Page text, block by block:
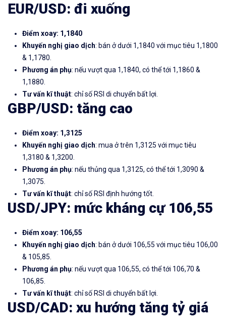
EUR/USD: đi xuống
Điểm xoay: 1,1840
Khuyến nghị giao dịch: bán ở dưới 1,1840 với mục tiêu 1,1800
& 1,1780.
Phương án phụ: nếu vượt qua 1,1840, có thể tới 1,1860 &
1,1880.
Tư vấn kĩ thuật: chỉ số RSI di chuyển bất lợi.
GBP/USD: tăng cao
Điểm xoay: 1,3125
Khuyến nghị giao dịch: mua ở trên 1,3125 với mục tiêu
1,3180 & 1,3200.
Phương án phụ: nếu thủng qua 1,3125, có thể tới 1,3090 &
1,3075.
Tư vấn kĩ thuật: chỉ số RSI định hướng tốt.
USD/JPY: mức kháng cự 106,55
Điểm xoay: 106,55
Khuyến nghị giao dịch: bán ở dưới 106,55 với mục tiêu 106,00
& 105,85.
Phương án phụ: nếu vượt qua 106,55, có thể tới 106,70 &
106,85.
Tư vấn kĩ thuật: chỉ số RSI di chuyển bất lợi.
USD/CAD: xu hướng tăng tỷ giá